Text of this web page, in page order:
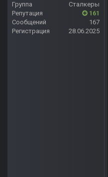
Группа
Сталкеры
Репутация
161
Сообщений
167
Регистрация
28.06.2025